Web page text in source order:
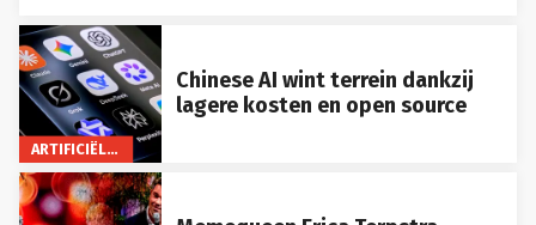
ARTIFICIËLE INTELLIGENTIE
Chinese AI wint terrein dankzij
lagere kosten en open source